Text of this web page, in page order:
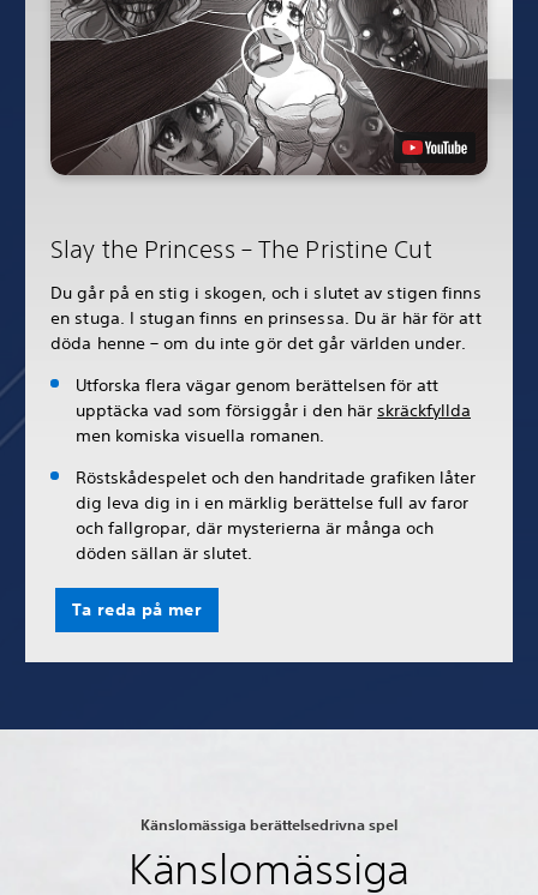
Slay the Princess – The Pristine Cut
Du går på en stig i skogen, och i slutet av stigen finns
en stuga. I stugan finns en prinsessa. Du är här för att
döda henne – om du inte gör det går världen under.
Utforska flera vägar genom berättelsen för att
upptäcka vad som försiggår i den här skräckfyllda
men komiska visuella romanen.
Röstskådespelet och den handritade grafiken låter
dig leva dig in i en märklig berättelse full av faror
och fallgropar, där mysterierna är många och
döden sällan är slutet.
Ta reda på mer
Känslomässiga berättelsedrivna spel
Känslomässiga